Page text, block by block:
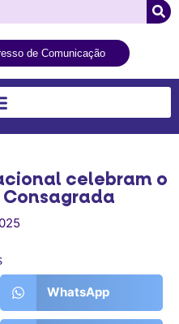
de Comunicação
celebram o
WhatsApp